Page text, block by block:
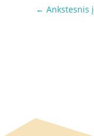
← Ankstesnis